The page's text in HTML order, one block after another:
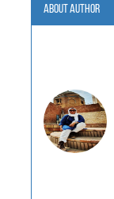
About Author